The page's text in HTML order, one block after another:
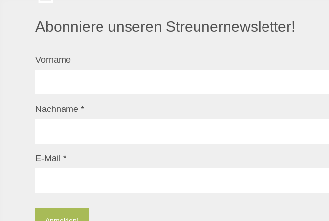
Abonniere unseren Streunernewsletter!
Vorname
Nachname *
E-Mail *